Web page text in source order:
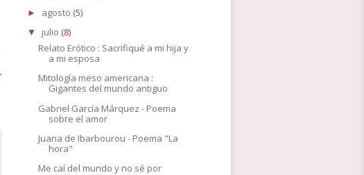
► agosto (5)
▼ julio (8)
Relato Erótico : Sacrifiqué a mi hija y
a mi esposa
Mitología meso americana :
Gigantes del mundo antiguo
Gabriel García Márquez - Poema
sobre el amor
Juana de Ibarbourou - Poema "La
hora"
Me caí del mundo y no sé por